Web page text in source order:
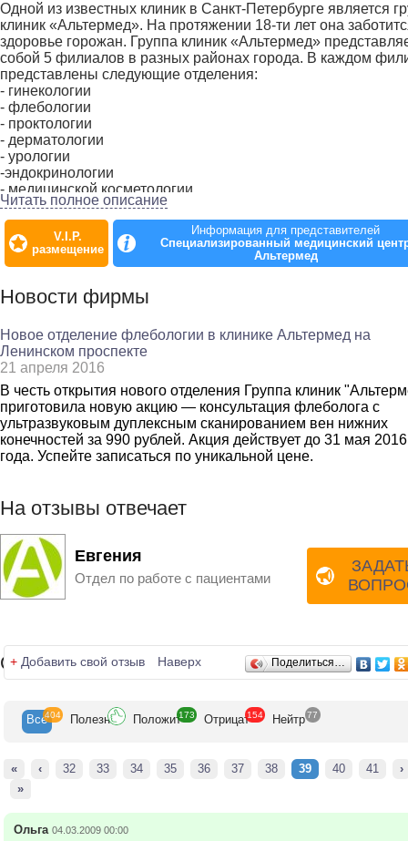
Одной из известных клиник в Санкт-Петербурге является
клиник «Альтермед». На протяжении 18-ти лет она
здоровье горожан. Группа клиник «Альтермед»
собой 5 филиалов в разных районах города. В каждом
представлены следующие отделения:
- гинекологии
- флебологии
- проктологии
- дерматологии
- урологии
-эндокринологии
- медицинской косметологии
В отделении гинекологии ведут приём опытные врачи-
гинекологи и гинекологи-эндокринологи, имеющие опыт
в государственных больницах Санкт-Петербурга. Клиника
оказывает широкий спектр услуг в области гинекологии, а
гинекологи помогают женщинам успешно решать
здоровьем. Врачи владеют передовыми методами
и лечения гинекологических заболеваний, также в клинике
Во флагманской клинике на проспекте Просвещения
проводится уникальная процедура — лазерное
омоложение по итальянской методике MonaLisa Touch™.
Методика направлена на бережное и эффективное
проблем в сексуальной сфере женщин, вызванных
возрастными изменениями в физиологии. Результатом
с помощью этой технологии является восстановление
эстетичного вида половых органов, повышение мышечного
тонуса, и как следствие, улучшение качества сексуальной
Консультация гинеколога — это первый шаг на пути к
выздоровлению. Группа клиник «Альтермед» практикует
комплексный подход к решению проблем женского
Совместно с гинекологами решением данных проблем
занимаются квалифицированные специалисты смежных
профессий.
Заведующая отделением гинекологии к. м. н., гинеколог-
Читать полное описание
V.I.P.
размещение
Информация для представителей
Специализированный медицинский
Альтермед
Новости фирмы
Новое отделение флебологии в клинике Альтермед на
Ленинском проспекте
21 апреля 2016
В честь открытия нового отделения Группа клиник
приготовила новую акцию — консультация флеболога с
ультразвуковым дуплексным сканированием вен нижних
конечностей за 990 рублей. Акция действует до 31 мая 2016
года. Успейте записаться по уникальной цене.
На отзывы отвечает
Евгения
Отдел по работе с пациентами
Отзывы
+ Добавить свой отзыв Наверх Поделиться…
Все404 Полезн Положит173 Отрицат154 Нейтр 77
« ‹ 32 33 34 35 36 37 38 39 40 41
›
»
Ольга 04.03.2009 00:00